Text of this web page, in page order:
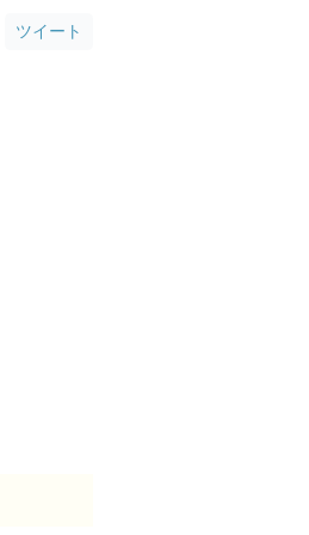
ツイート